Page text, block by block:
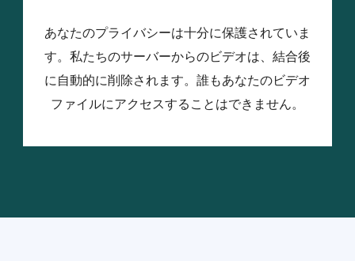
あなたのプライバシーは十分に保護されていま
す。私たちのサーバーからのビデオは、結合後
に自動的に削除されます。誰もあなたのビデオ
ファイルにアクセスすることはできません。